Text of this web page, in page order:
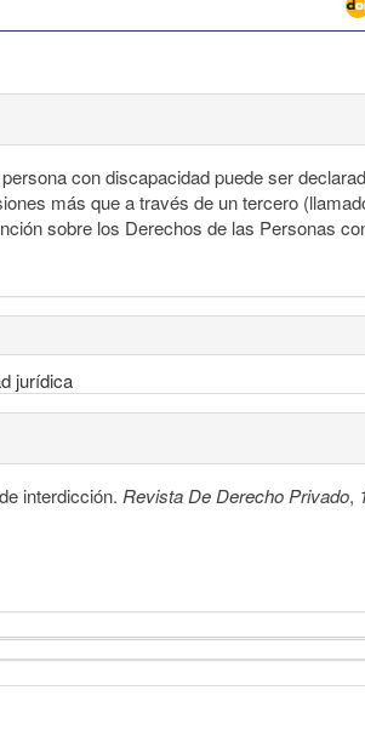
con discapacidad puede ser
más que a través de un tercero
sobre los Derechos de las Personas
jurídica
interdicción. Revista De Derecho Privado,